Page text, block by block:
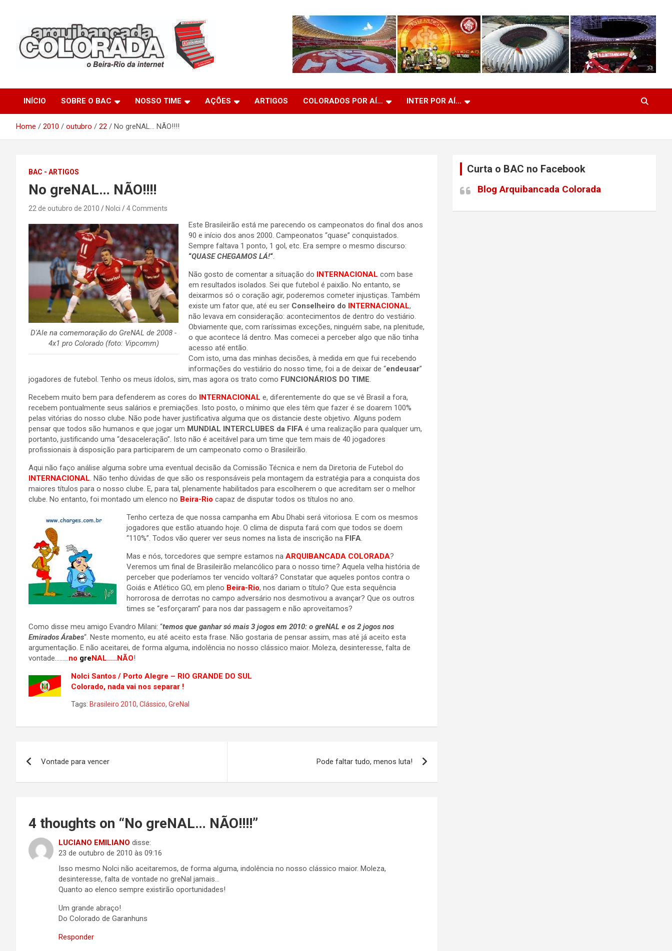
Arquibancada Colorada
INÍCIO SOBRE O BAC NOSSO TIME AÇÕES ARTIGOS COLORADOS POR AÍ… INTER POR AÍ…
Home 2010 outubro 22 No greNAL… NÃO!!!!
BAC - ARTIGOS
No greNAL… NÃO!!!!
22 de outubro de 2010 Nolci 4 Comments
D'Ale na comemoração do GreNAL de 2008 -
4x1 pro Colorado (foto: Vipcomm)
Este Brasileirão está me parecendo os campeonatos do final dos anos
90 e início dos anos 2000. Campeonatos “quase” conquistados.
Sempre faltava 1 ponto, 1 gol, etc. Era sempre o mesmo discurso:
“QUASE CHEGAMOS LÁ!“.
Não gosto de comentar a situação do INTERNACIONAL com base
em resultados isolados. Sei que futebol é paixão. No entanto, se
deixarmos só o coração agir, poderemos cometer injustiças. Também
existe um fator que, até eu ser Conselheiro do INTERNACIONAL,
não levava em consideração: acontecimentos de dentro do vestiário.
Obviamente que, com raríssimas exceções, ninguém sabe, na plenitude,
o que acontece lá dentro. Mas comecei a perceber algo que não tinha
acesso até então.
Com isto, uma das minhas decisões, à medida em que fui recebendo
informações do vestiário do nosso time, foi a de deixar de “endeusar”
jogadores de futebol. Tenho os meus ídolos, sim, mas agora os trato como FUNCIONÁRIOS DO TIME.
Recebem muito bem para defenderem as cores do INTERNACIONAL e, diferentemente do que se vê Brasil a fora,
recebem pontualmente seus salários e premiações. Isto posto, o mínimo que eles têm que fazer é se doarem 100%
pelas vitórias do nosso clube. Não pode haver justificativa alguma que os distancie deste objetivo. Alguns podem
pensar que todos são humanos e que jogar um MUNDIAL INTERCLUBES da FIFA é uma realização para qualquer um,
portanto, justificando uma “desaceleração”. Isto não é aceitável para um time que tem mais de 40 jogadores
profissionais à disposição para participarem de um campeonato como o Brasileirão.
Aqui não faço análise alguma sobre uma eventual decisão da Comissão Técnica e nem da Diretoria de Futebol do
INTERNACIONAL. Não tenho dúvidas de que são os responsáveis pela montagem da estratégia para a conquista dos
maiores títulos para o nosso clube. E, para tal, plenamente habilitados para escolherem o que acreditam ser o melhor
clube. No entanto, foi montado um elenco no Beira-Rio capaz de disputar todos os títulos no ano.
Tenho certeza de que nossa campanha em Abu Dhabi será vitoriosa. E com os mesmos
jogadores que estão atuando hoje. O clima de disputa fará com que todos se doem
“110%”. Todos vão querer ver seus nomes na lista de inscrição na FIFA.
Mas e nós, torcedores que sempre estamos na ARQUIBANCADA COLORADA?
Veremos um final de Brasileirão melancólico para o nosso time? Aquela velha história de
perceber que poderíamos ter vencido voltará? Constatar que aqueles pontos contra o
Goiás e Atlético GO, em pleno Beira-Rio, nos dariam o título? Que esta sequência
horrorosa de derrotas no campo adversário nos desmotivou a avançar? Que os outros
times se “esforçaram” para nos dar passagem e não aproveitamos?
Como disse meu amigo Evandro Milani: “temos que ganhar só mais 3 jogos em 2010: o greNAL e os 2 jogos nos
Emirados Árabes“. Neste momento, eu até aceito esta frase. Não gostaria de pensar assim, mas até já aceito esta
argumentação. E não aceitarei, de forma alguma, indolência no nosso clássico maior. Moleza, desinteresse, falta de
vontade………no greNAL…..NÃO!
Nolci Santos / Porto Alegre – RIO GRANDE DO SUL
Colorado, nada vai nos separar !
Tags: Brasileiro 2010, Clássico, GreNal
de
Vontade para vencer Pode faltar tudo, menos luta!
4 thoughts on “No greNAL… NÃO!!!!”
LUCIANO EMILIANO disse:
23 de outubro de 2010 às 09:16
Isso mesmo Nolci não aceitaremos, de forma alguma, indolência no nosso clássico maior. Moleza,
desinteresse, falta de vontade no greNal jamais…
Quanto ao elenco sempre existirão oportunidades!
Um grande abraço!
Do Colorado de Garanhuns
Responder
Curta o BAC no Facebook
Blog Arquibancada Colorada